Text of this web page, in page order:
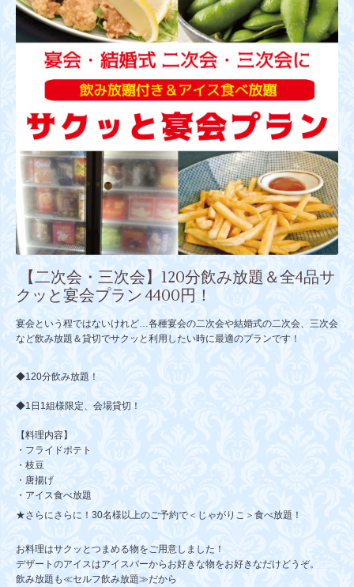
【二次会・三次会】120分飲み放題＆全4品サ
クッと宴会プラン 4400円！
宴会という程ではないけれど…各種宴会の二次会や結婚式の二次会、三次会
など飲み放題＆貸切でサクッと利用したい時に最適のプランです！
◆120分飲み放題！
◆1日1組様限定、会場貸切！
【料理内容】
・フライドポテト
・枝豆
・唐揚げ
・アイス食べ放題
★さらにさらに！ 30名様以上のご予約で＜じゃがりこ＞食べ放題！
お料理はサクッとつまめる物をご用意しました！
デザートのアイスはアイスバーからお好きな物をお好きなだけどうぞ。
飲み放題も≪セルフ飲み放題≫だから